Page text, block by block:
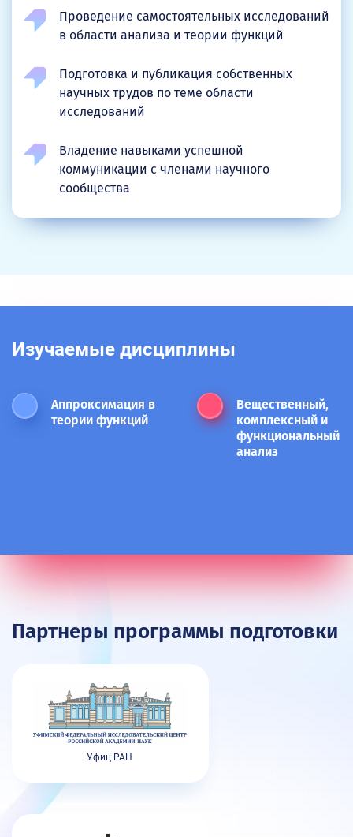
Проведение самостоятельных исследований
в области анализа и теории функций
Подготовка и публикация собственных
научных трудов по теме области
исследований
Владение навыками успешной
коммуникации с членами научного
сообщества
Изучаемые дисциплины
Аппроксимация в
теории функций
Вещественный,
комплексный и
функциональный
анализ
Партнеры программы подготовки
Уфиц РАН